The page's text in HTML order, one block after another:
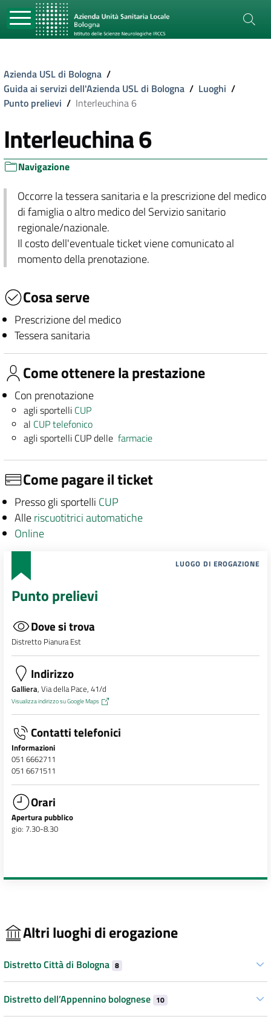
Azienda USL di Bologna /
Guida ai servizi dell'Azienda USL di Bologna / Luoghi /
Punto prelievi / Interleuchina 6
Interleuchina 6
Navigazione
Occorre la tessera sanitaria e la prescrizione del medico
di famiglia o altro medico del Servizio sanitario
regionale/nazionale.
Il costo dell'eventuale ticket viene comunicato al
momento della prenotazione.
Cosa serve
Prescrizione del medico
Tessera sanitaria
Come ottenere la prestazione
Con prenotazione
agli sportelli CUP
al CUP telefonico
agli sportelli CUP dellefarmacie
Come pagare il ticket
Presso gli sportelli CUP
Alleriscuotitrici automatiche
Online
LUOGO DI EROGAZIONE
Punto prelievi
Dove si trova
Distretto Pianura Est
Indirizzo
Galliera, Via della Pace, 41/d
Visualizza indirizzo su Google Maps
Contatti telefonici
Informazioni
051 6662711
051 6671511
Orari
Apertura pubblico
gio: 7.30-8.30
Altri luoghi di erogazione
Distretto Città di Bologna 8
Distretto dell’Appennino bolognese 10